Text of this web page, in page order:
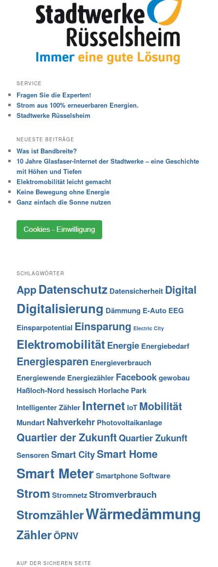
SERVICE
Fragen Sie die Experten!
Strom aus 100% erneuerbaren Energien.
Stadtwerke Rüsselsheim
NEUESTE BEITRÄGE
Was ist Bandbreite?
10 Jahre Glasfaser-Internet der Stadtwerke – eine Geschichte
mit Höhen und Tiefen
Elektromobilität leicht gemacht
Keine Bewegung ohne Energie
Ganz einfach die Sonne nutzen
SCHLAGWÖRTER
AppDatenschutz Datensicherheit Digital
Digitalisierung Dämmung E-Auto EEG
Einsparpotential Einsparung Electric City
ElektromobilitätEnergie Energiebedarf
Energiesparen Energieverbrauch
Energiewende Energiezähler Facebookgewobau
Haßloch-Nord hessisch Horlache Park
Intelligenter Zähler Internet IoT Mobilität
Mundart Nahverkehr Photovoltaikanlage
Quartier der ZukunftQuartier Zukunft
SensorenSmart CitySmart Home
Smart MeterSmartphoneSoftware
Strom StromnetzStromverbrauch
StromzählerWärmedämmung
ZählerÖPNV
AUF DER SICHEREN SEITE